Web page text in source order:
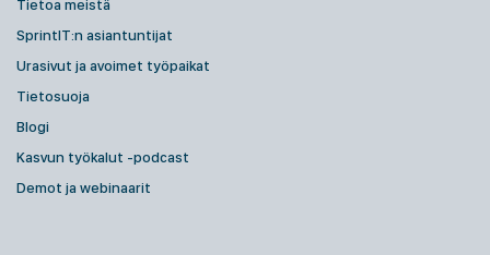
Tietoa meistä
SprintIT:n asiantuntijat
Urasivut ja avoimet työpaikat
Tietosuoja
Blogi
Kasvun työkalut -podcast
Demot ja webinaarit